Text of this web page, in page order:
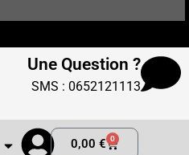
Une Question ?
SMS : 0652121113
0,00€ 0